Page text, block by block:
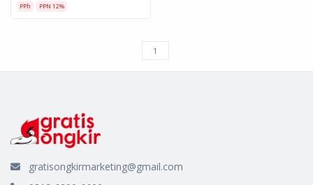
PPh PPN 12%
gratisongkirmarketing@gmail.com